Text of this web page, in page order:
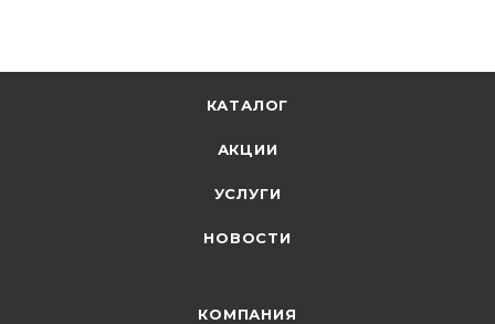
КАТАЛОГ
АКЦИИ
УСЛУГИ
НОВОСТИ
КОМПАНИЯ